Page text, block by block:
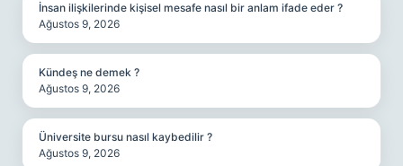
İnsan ilişkilerinde kişisel mesafe nasıl bir anlam ifade eder ?
Ağustos 9, 2026
Kündeş ne demek ?
Ağustos 9, 2026
Üniversite bursu nasıl kaybedilir ?
Ağustos 9, 2026